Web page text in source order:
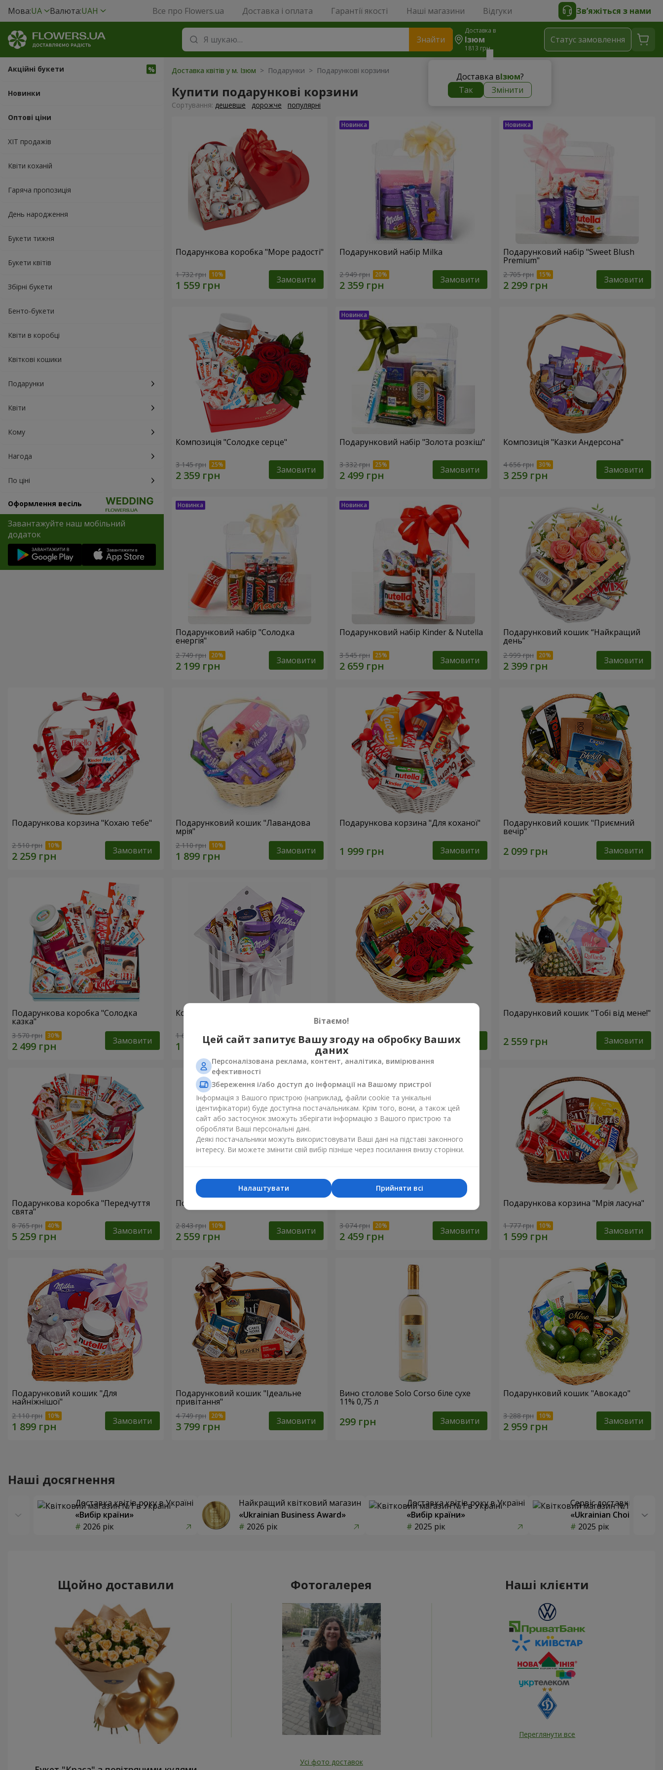
Мова:UA Валюта:UAH Все про Flowers.ua Доставка і оплата Гарантії якості Наші магазини Відгуки Зв’яжіться з нами
Знайти
Доставка в
Ізюм
1813 грн
Доставка вІзюм?
Так
Змінити
Статус замовлення
Акційні букети
Новинки
Оптові ціни
ХІТ продажів
Квіти коханій
Гаряча пропозиція
День народження
Букети тижня
Букети квітів
Збірні букети
Бенто-букети
Квіти в коробці
Квіткові кошики
Подарунки
Квіти
Кому
Нагода
По ціні
Оформлення весіль
Завантажуйте наш мобільний
додаток
Доставка квітів у м. Ізюм > Подарунки > Подарункові корзини
Купити подарункові корзини
Сортування: дешевше дорожче популярні
Подарункова коробка "Море радості"
1 732 грн Замовити
Подарунковий набір Milka
2 949 грн Замовити
Подарунковий набір "Sweet Blush
Premium"
2 705 грн Замовити
Композиція "Солодке серце"
3 145 грн Замовити
Подарунковий набір "Золота розкіш"
3 332 грн Замовити
Композиція "Казки Андерсона"
4 656 грн Замовити
Подарунковий набір "Солодка
енергія"
2 749 грн Замовити
Подарунковий набір Kinder & Nutella
3 545 грн Замовити
Подарунковий кошик “Найкращий
день”
2 999 грн Замовити
Подарункова корзина "Кохаю тебе"
2 510 грн Замовити
Подарунковий кошик "Лавандова
мрія"
2 110 грн Замовити
Подарункова корзина "Для коханої"
Замовити
Подарунковий кошик "Приємний
вечір"
Замовити
Подарункова коробка "Солодка
казка"
3 570 грн Замовити
Композиція "Солодка ніжність"
1 666 грн Замовити 4 449 грн Замовити
Подарунковий кошик "Тобі від мене!"
Замовити
Подарункова коробка "Передчуття
свята"
8 765 грн Замовити
Подарунковий кошик "Дитяче свято!"
2 843 грн Замовити 3 074 грн Замовити
Подарункова корзина "Мрія ласуна"
1 777 грн Замовити
Подарунковий кошик "Для
найніжнішої"
2 110 грн Замовити
Подарунковий кошик "Ідеальне
привітання"
4 749 грн Замовити
Вино столове Solo Corso біле сухе
11% 0,75 л
Замовити
Подарунковий кошик "Авокадо"
3 288 грн Замовити
Наші досягнення
Доставка квітів року в Україні
«Вибір країни»
2026 рік
Найкращий квітковий магазин
«Ukrainian Business Award»
2026 рік
Доставка квітів року в Україні
«Вибір країни»
2025 рік
Сервіс доставки квітів
«Ukrainian Choice»
2025 рік
Щойно доставили Фотогалерея
Усі фото доставок
Наші клієнти
Переглянути все
Вітаємо!
Цей сайт запитує Вашу згоду на обробку Ваших
даних
Персоналізована реклама, контент, аналітика, вимірювання
ефективності
Збереження і/або доступ до інформації на Вашому пристрої
Інформація з Вашого пристрою (наприклад, файли cookie та унікальні
ідентифікатори) буде доступна постачальникам. Крім того, вони, а також цей
сайт або застосунок зможуть зберігати інформацію з Вашого пристрою та
обробляти Ваші персональні дані.
Деякі постачальники можуть використовувати Ваші дані на підставі законного
інтересу. Ви можете змінити свій вибір пізніше через посилання внизу сторінки.
Прийняти всі
Налаштувати